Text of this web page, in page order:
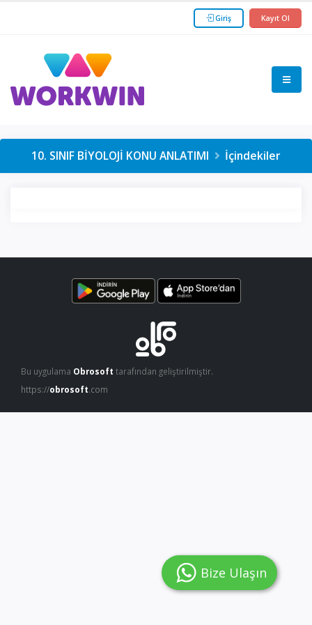
Giriş Kayıt Ol
10. SINIF BİYOLOJİ KONU ANLATIMI İçindekiler
Bu uygulama Obrosoft tarafından geliştirilmiştir.
https://obrosoft.com
Bize Ulaşın